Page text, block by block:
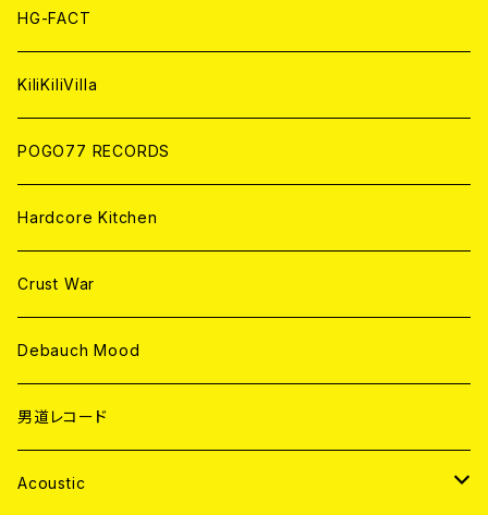
ANALOG
ANALOG
CD
ANALOG
HG-FACT
KiliKiliVilla
POGO77 RECORDS
Hardcore Kitchen
Crust War
Debauch Mood
男道レコード
Acoustic